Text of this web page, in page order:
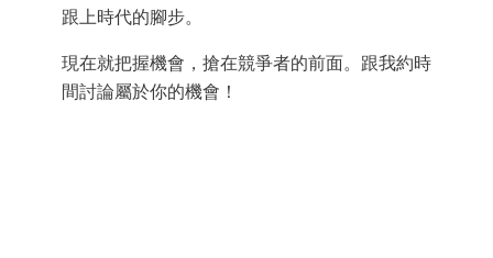
跟上時代的腳步。
現在就把握機會，搶在競爭者的前面。跟我約時
間討論屬於你的機會！